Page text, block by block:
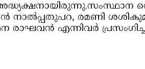
നാല്‍പ്പതുപറ, രമണി
രാഘവന്‍ എന്നിവര്‍